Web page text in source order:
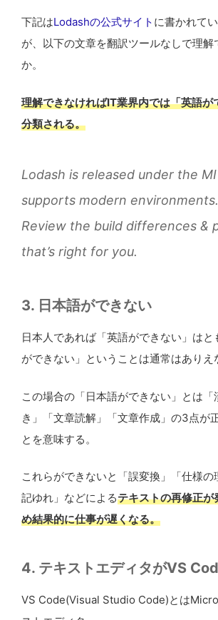
下記はLodashの公式サイト に書かれて
が、以下の文章を翻訳ツールなしで理解
か。
理解できなければIT業界内では「英語が
分類される。
Lodash is released under the
supports modern environments.
Review the build differences &
that’s right for you.
3. 日本語ができない
日本人であれば「英語ができない」はと
ができない」ということは通常はありえ
この場合の「日本語ができない」とは「
き」「文章読解」「文章作成」の3点が
とを意味する。
これらができないと「誤変換」「仕様の
記ゆれ」などによるテキストの再修正が
め結果的に仕事が遅くなる。
4. テキストエディタがVS
VS Code(Visual Studio Code)とは